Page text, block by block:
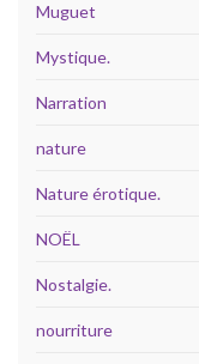
Muguet
Mystique.
Narration
nature
Nature érotique.
NOËL
Nostalgie.
nourriture